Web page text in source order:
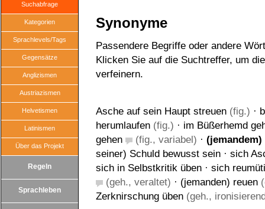
Suchabfrage
Kategorien
Sprachlevels/Tags
Gegensätze
Anglizismen
Austriazismen
Helvetismen
Latinismen
Über das Projekt
Regeln
Sprachleben
Synonyme
Passendere Begriffe oder andere
Klicken Sie auf die Suchtreffer, um
verfeinern.
Asche auf sein Haupt streuen (fig.) ·
herumlaufen (fig.) · im Büßerhemd
gehen
(fig., variabel) ·
seiner) Schuld bewusst sein · sich
sich in Selbstkritik üben · sich
(geh., veraltet) · (jemanden) reuen
Zerknirschung üben (geh.,